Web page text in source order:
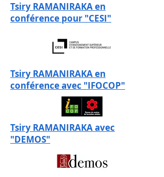
Tsiry RAMANIRAKA en
conférence pour "CESI"
Tsiry RAMANIRAKA en
conférence avec "IFOCOP"
Tsiry RAMANIRAKA avec
"DEMOS"